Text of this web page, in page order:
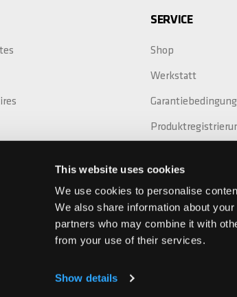
This website uses cookies
We use cookies to personalise
We also share information about
partners who may combine it with
from your use of their services.
Show details
SERVICE
Shop
Werkstatt
Garantiebedingung
Datenschutz